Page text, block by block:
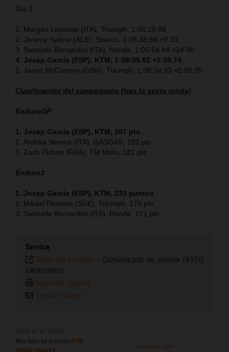
Día 2
1. Morgan Lesiardo (ITA), Triumph, 1:06:29.88
2. Jeremy Sydow (ALE), Sherco, 1:06:38.98 +9.10
3. Samuele Bernardini (ITA), Honda, 1:06:54.84 +24.96
4. Josep García (ESP), KTM, 1:08:05.62 +1:35.74
5. Jamie McCanney (GBR), Triumph, 1:08:34.93 +2:05.05
Clasificación del campeonato (tras la sexta ronda)
EnduroGP
1. Josep García (ESP), KTM, 207 pts
2. Andrea Verona (ITA), GASGAS, 192 pts
3. Zach Pichon (FRA), TM Moto, 181 pts
Enduro1
1. Josep García (ESP), KTM, 233 puntos
2. Mikael Persson (SUE), Triumph, 175 pts
3. Samuele Bernardini (ITA), Honda, 171 pts
Service
Texto sin formato - Comunicado de prensa (4350
caracteres)
Imprimir página
Enviar enlace
KTM
www.ktm.com